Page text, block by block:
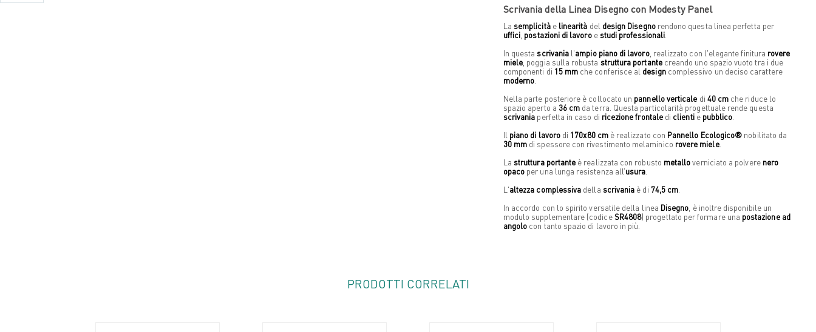
Scrivania della Linea Disegno con Modesty Panel
La semplicitàe linearità del design Disegnorendono questa linea perfetta per
uffici postazioni di lavoroestudi professionali
In questascrivania l'ampio piano di lavoro, realizzato con l'elegante finitura rovere
miele , poggia sulla robusta struttura portantecreando uno spazio vuoto tra i due
componenti di 15 mm che conferisce al designcomplessivo un deciso carattere
moderno
Nella parte posteriore è collocato un pannello verticale di 40 cm che riduce lo
spazio aperto a 36 cm da terra. Questa particolarità progettuale rende questa
scrivania perfetta in caso di ricezione frontaledi clientie pubblico
Il piano di lavorodi 170x80 cmè realizzato con Pannello Ecologico® nobilitato da
30 mm di spessore con rivestimento melaminico rovere miele.
La struttura portante è realizzata con robusto metalloverniciato a polvere nero
opaco per una lunga resistenza all’usura
L'altezza complessiva della scrivania è di 74,5 cm
In accordo con lo spirito versatile della linea Disegno , è inoltre disponibile un
modulo supplementare (codiceSR4808) progettato per formare una postazione ad
angolo con tanto spazio di lavoro in più.
PRODOTTI CORRELATI